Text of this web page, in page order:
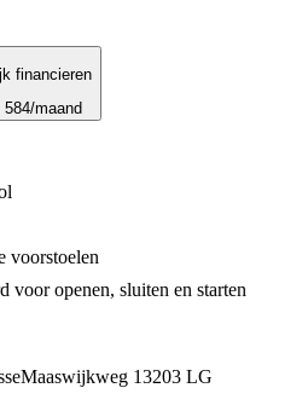
financieren
584/maand
voorstoelen
voor openen, sluiten en starten
Maaswijkweg 13203 LG